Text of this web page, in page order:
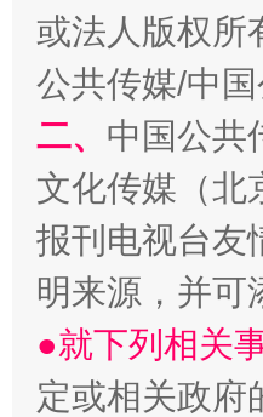
揭批美国五大"原
或法人版权所
公共传媒/中
二、 中国公共
文化传媒（北
报刊电视台友
明来源，并可
●就下列相关
定或相关政府